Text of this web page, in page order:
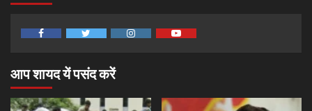
आप शायद यें पसंद करें